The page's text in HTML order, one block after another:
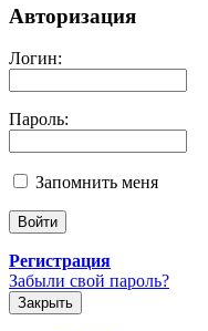
Авторизация
Логин:
Пароль:
Запомнить меня
Регистрация
Забыли свой пароль?
Закрыть